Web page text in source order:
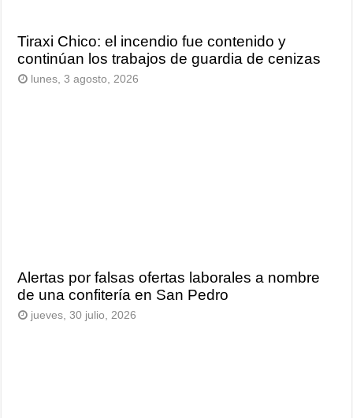
Tiraxi Chico: el incendio fue contenido y
continúan los trabajos de guardia de cenizas
lunes, 3 agosto, 2026
Alertas por falsas ofertas laborales a nombre
de una confitería en San Pedro
jueves, 30 julio, 2026